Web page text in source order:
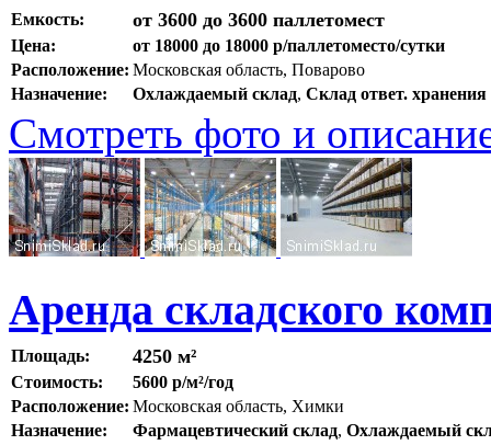
Емкость: от 3600 до 3600 паллетомест
Цена:
от 18000 до 18000 р/паллетоместо/сутки
Расположение: Московская область, Поварово
Назначение:
Охлаждаемый склад, Склад ответ. хранения
Смотреть фото и
Аренда складского
Площадь: 4250 м²
Стоимость:
5600 р/м²/год
Расположение: Московская область, Химки
Назначение:
Фармацевтический склад, Охлаждаемый